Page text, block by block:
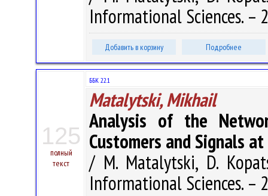
Informational Sciences. –
Добавить в корзину Подробнее
125
полный
текст
ББК 22.1
Matalytski, Mikhail
Analysis of the
Customers and Signals
/ M. Matalytski, D.
Informational Sciences. –